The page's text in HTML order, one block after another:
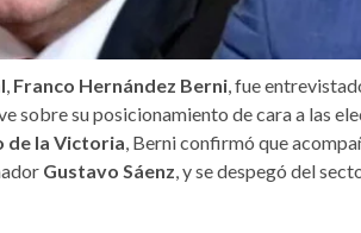
, Franco Hernández Berni, fue
sobre su posicionamiento de cara a las
de la Victoria, Berni confirmó que
Gustavo Sáenz, y se despegó del